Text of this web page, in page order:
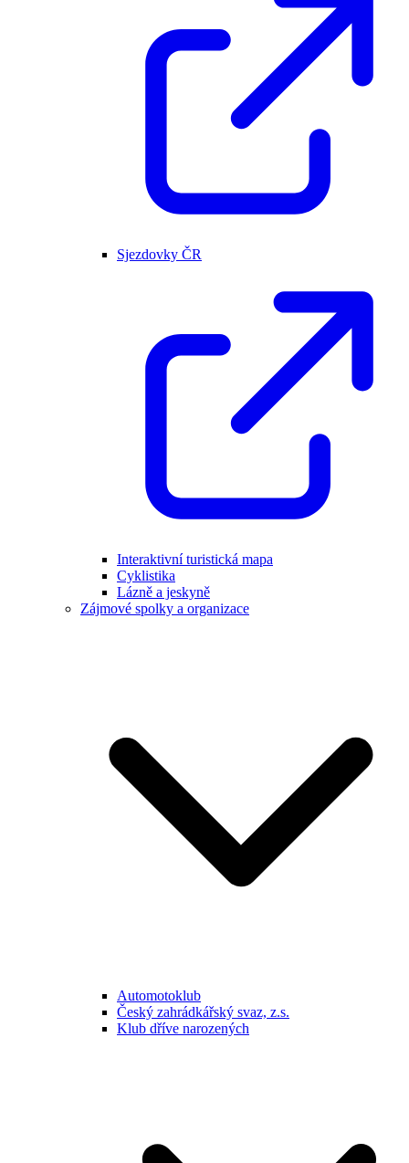
Sjezdovky ČR
Interaktivní turistická mapa
Cyklistika
Lázně a jeskyně
Zájmové spolky a organizace
Automotoklub
Český zahrádkářský svaz, z.s.
Klub dříve narozených